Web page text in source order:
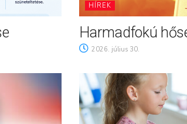
HÍREK
Harmadfokú
2026. július 30.